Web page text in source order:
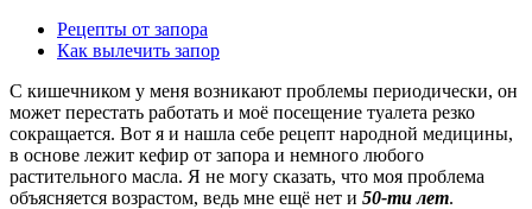
Рецепты от запора
Как вылечить запор
С кишечником у меня возникают проблемы периодически, он
может перестать работать и моё посещение туалета резко
сокращается. Вот я и нашла себе рецепт народной медицины,
в основе лежит кефир от запора и немного любого
растительного масла. Я не могу сказать, что моя проблема
объясняется возрастом, ведь мне ещё нет и 50-ти лет.